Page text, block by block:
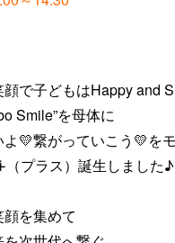
顔で子どもはHappy and
Smile”を母体に
💛繋がっていこう💛を
プラス）誕生しました♪
を集めて